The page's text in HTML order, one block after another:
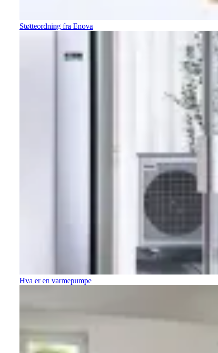
Støtteordning fra Enova
Hva er en varmepumpe